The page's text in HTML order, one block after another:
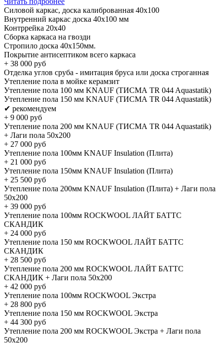
Силовой каркас, доска калиброванная 40х100
Внутренний каркас доска 40х100 мм
Контррейка 20х40
Сборка каркаса на гвозди
Стропило доска 40x150мм.
Покрытие антисептиком всего каркаса
+ 38 000 руб
Отделка углов сруба - имитация бруса или доска строганная
Утепление пола в мойке керамзит
Утепление пола 100 мм KNAUF (ТИСМА TR 044 Aquastatik)
Утепление пола 150 мм KNAUF (ТИСМА TR 044 Aquastatik)
✔ рекомендуем
+ 9 000 руб
Утепление пола 200 мм KNAUF (ТИСМА TR 044 Aquastatik)
+ Лаги пола 50х200
+ 27 000 руб
Утепление пола 100мм KNAUF Insulation (Плита)
+ 21 000 руб
Утепление пола 150мм KNAUF Insulation (Плита)
+ 25 500 руб
Утепление пола 200мм KNAUF Insulation (Плита) + Лаги пола
50х200
+ 39 000 руб
Утепление пола 100мм ROCKWOOL ЛАЙТ БАТТС
СКАНДИК
+ 24 000 руб
Утепление пола 150 мм ROCKWOOL ЛАЙТ БАТТС
СКАНДИК
+ 28 500 руб
Утепление пола 200 мм ROCKWOOL ЛАЙТ БАТТС
СКАНДИК + Лаги пола 50х200
+ 42 000 руб
Утепление пола 100мм ROCKWOOL Экстра
+ 28 800 руб
Утепление пола 150 мм ROCKWOOL Экстра
+ 44 300 руб
Утепление пола 200 мм ROCKWOOL Экстра + Лаги пола
50х200